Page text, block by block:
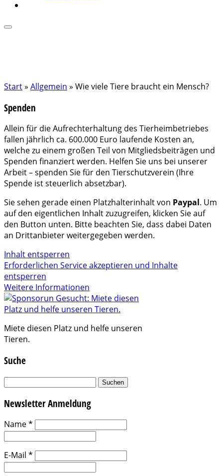
Start» Allgemein » Wie viele Tiere braucht ein Mensch?
Spenden
Allein für die Aufrechterhaltung des Tierheimbetriebes
fallen jährlich ca. 600.000 Euro laufende Kosten an,
welche zu einem großen Teil von Mitgliedsbeiträgen und
Spenden finanziert werden. Helfen Sie uns bei unserer
Arbeit – spenden Sie für den Tierschutzverein (Ihre
Spende ist steuerlich absetzbar).
Sie sehen gerade einen Platzhalterinhalt von Paypal. Um
auf den eigentlichen Inhalt zuzugreifen, klicken Sie auf
den Button unten. Bitte beachten Sie, dass dabei Daten
an Drittanbieter weitergegeben werden.
Inhalt entsperren
Erforderlichen Service akzeptieren und Inhalte
entsperren
Weitere Informationen
Miete diesen Platz und helfe unseren
Tieren.
Suche
Suchen
Newsletter Anmeldung
Name*
E-Mail *